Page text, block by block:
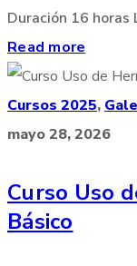
Duración 16
Read more
Cursos 2025,
mayo 28, 2026
Curso Uso
Básico